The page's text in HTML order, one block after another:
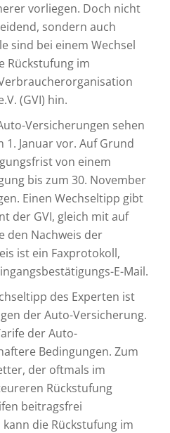
vorliegen. Doch nicht
sondern auch
sind bei einem Wechsel
Rückstufung im
(GVI) hin.
Versicherungen sehen
Januar vor. Auf Grund
von einem
bis zum 30. November
Einen Wechseltipp gibt
der GVI, gleich mit auf
den Nachweis der
ist ein Faxprotokoll,
E-Mail.
des Experten ist
der Auto-Versicherung.
der Auto-
Bedingungen. Zum
der oftmals im
Rückstufung
beitragsfrei
die Rückstufung im